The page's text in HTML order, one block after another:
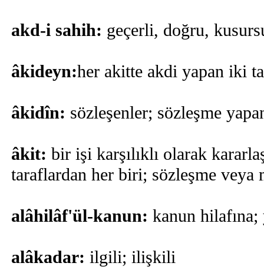
akd-i sahih: geçerli, doğru,
âkideyn:her akitte akdi yapan iki
âkidîn: sözleşenler; sözleşme
âkit: bir işi karşılıklı olarak
taraflardan her biri; sözleşme veya
alâhilâf'ül-kanun: kanun hilafına;
alâkadar: ilgili; ilişkili